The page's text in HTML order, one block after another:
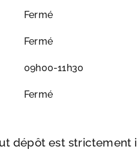
Fermé
Fermé
09h00-11h30
Fermé
dépôt est